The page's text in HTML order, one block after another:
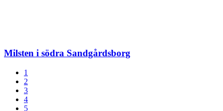
Milsten i södra Sandgårdsborg
1
2
3
4
5